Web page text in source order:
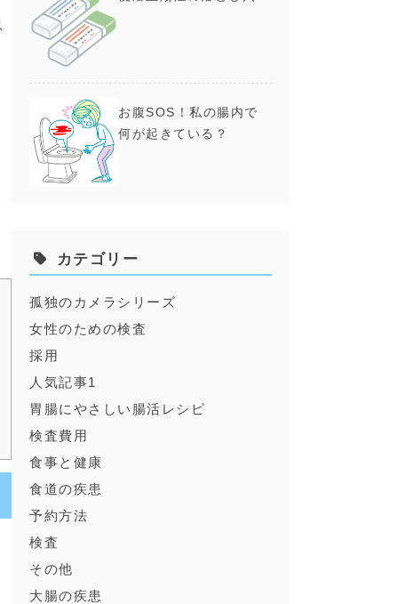
お腹SOS！私の腸内で
何が起きている？
カテゴリー
孤独のカメラシリーズ
女性のための検査
採用
人気記事1
胃腸にやさしい腸活レシピ
検査費用
食事と健康
食道の疾患
予約方法
検査
その他
大腸の疾患